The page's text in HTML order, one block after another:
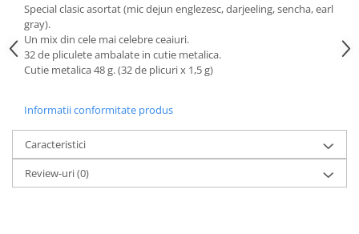
Special clasic asortat (mic dejun englezesc, darjeeling, sencha, earl
gray).
Un mix din cele mai celebre ceaiuri.
32 de pliculete ambalate in cutie metalica.
Cutie metalica 48 g. (32 de plicuri x 1,5 g)
Informatii conformitate produs
Caracteristici
Review-uri(0)